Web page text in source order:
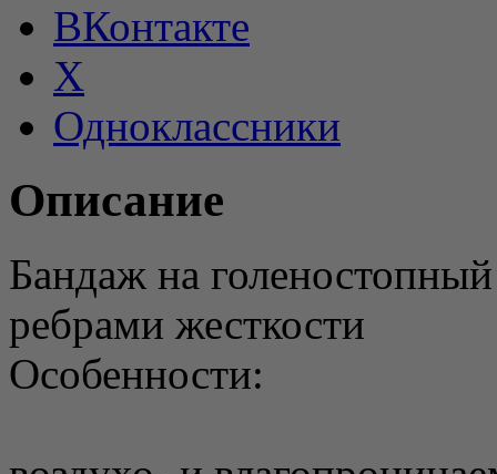
ВКонтакте
X
Одноклассники
Описание
Бандаж на
ребрами жесткости
Особенности: